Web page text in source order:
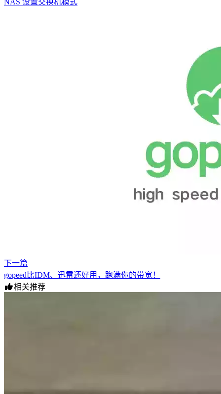
下一篇
gopeed比IDM、迅雷还好用，跑满你的带宽！
相关推荐